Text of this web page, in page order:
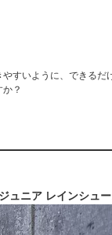
すいように、できるだ
？